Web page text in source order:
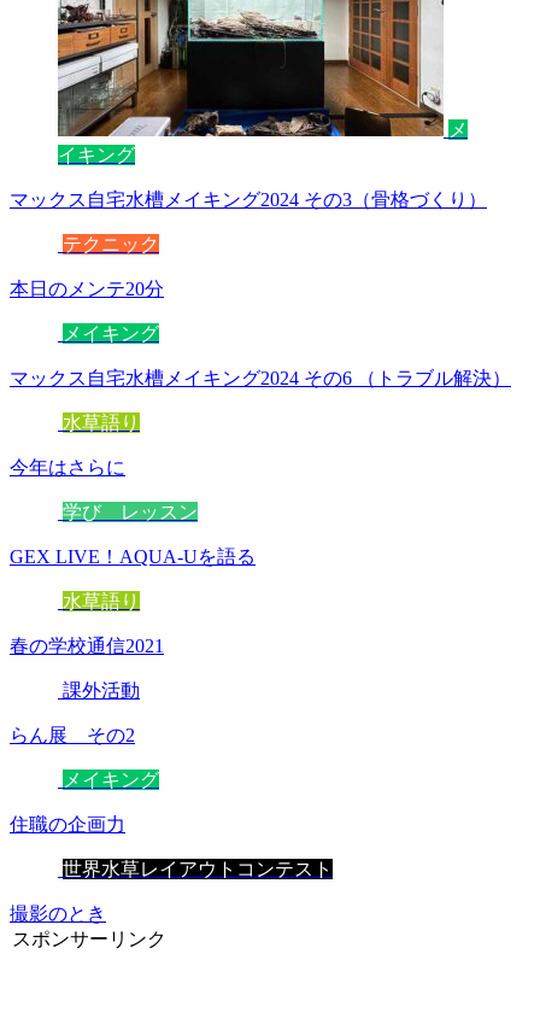
メ
イキング
マックス自宅水槽メイキング2024 その3（骨格づくり）
テクニック
本日のメンテ20分
メイキング
マックス自宅水槽メイキング2024 その6 （トラブル解決）
水草語り
今年はさらに
学び レッスン
GEX LIVE！AQUA-Uを語る
水草語り
春の学校通信2021
課外活動
らん展 その2
メイキング
住職の企画力
世界水草レイアウトコンテスト
撮影のとき
スポンサーリンク